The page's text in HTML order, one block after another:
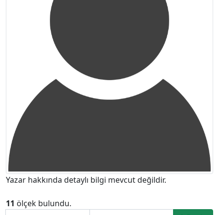
Yazar hakkında detaylı bilgi mevcut değildir.
11 ölçek bulundu.